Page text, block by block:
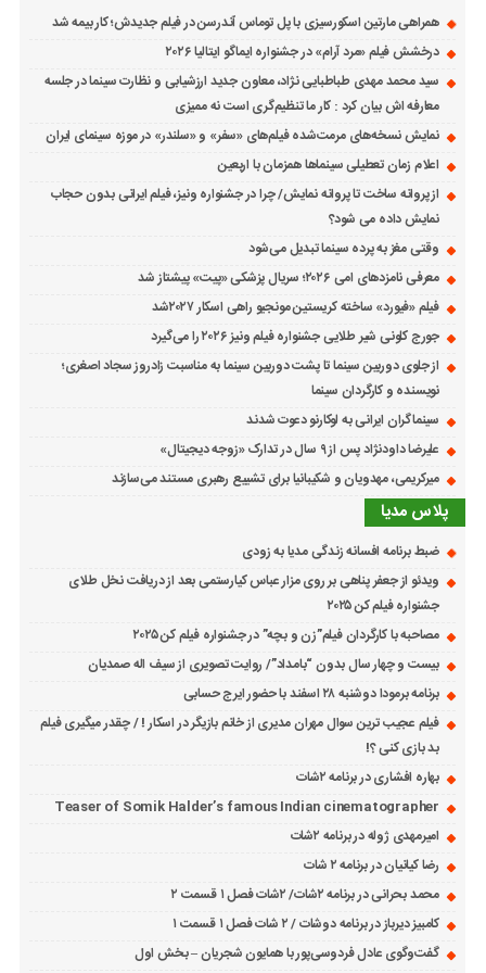
همراهی مارتین اسکورسیزی با پل توماس ٱندرسن در فیلم جدیدش؛ کار بیمه شد
درخشش فیلم «مرد آرام» در جشنواره ایماگو ایتالیا ۲۰۲۶
سید محمد مهدی طباطبایی نژاد، معاون جدید ارزشیابی و نظارت سینما در جلسه
معارفه اش بیان کرد : کار ما تنظیم‌گری است نه ممیزی
نمایش نسخه‌های مرمت‌شده فیلم‌های «سفر» و «سلندر» در موزه سینمای ایران
اعلام زمان تعطیلی سینماها همزمان با اربعین
از پروانه ساخت تا پروانه نمایش/ چرا در جشنواره ونیز، فیلم ایرانی بدون حجاب
نمایش داده می شود؟
وقتی مغز به پرده سینما تبدیل می‌شود
معرفی نامزدهای امی ۲۰۲۶؛ سریال پزشکی «پیت» پیشتاز شد
فیلم «فیورد» ساخته کریستین مونجیو راهی اسکار ۲۰۲۷شد
جورج کلونی شیر طلایی جشنواره فیلم ونیز ۲۰۲۶ را می‌گیرد
از جلوی دوربین سینما تا پشت دوربین سینما به مناسبت زادروز سجاد اصغری؛
نویسنده و کارگردان سینما
سینماگران ایرانی به لوکارنو دعوت شدند
علیرضا داودنژاد پس از ۹ سال در تدارک «زوجه دیجیتال»
میرکریمی، مهدویان و شکیبانیا برای تشییع رهبری مستند می‌سازند
پلاس مدیا
ضبط برنامه افسانه زندگی مدیا به زودی
ویدئو از جعفر پناهی بر روی مزار عباس کیارستمی بعد از دریافت نخل طلای
جشنواره فیلم کن ۲۰۲۵
مصاحبه با کارگردان فیلم”زن و بچه” در جشنواره فیلم کن ۲۰۲۵
بیست و چهار سال بدون “بامداد”/ روایت تصویری از سیف اله صمدیان
برنامه برمودا دوشنبه ۲۸ اسفند با حضور ایرج حسابی
فیلم عجیب ترین سوال مهران مدیری از خانم بازیگر در اسکار ! / چقدر میگیری فیلم
بد بازی کنی ؟!
بهاره افشاری در برنامه ۲شات
Teaser of Somik Halder’s famous Indian cinematographer
امیرمهدی ژوله در برنامه ۲شات
رضا کیانیان در برنامه ۲ شات
محمد بحرانی در برنامه ۲شات/ ۲شات فصل ۱ قسمت ۲
کامبیز دیرباز در برنامه دوشات / ۲ شات فصل ۱ قسمت ۱
گفت‌وگوی عادل فردوسی‌پور با همایون شجریان – بخش اول